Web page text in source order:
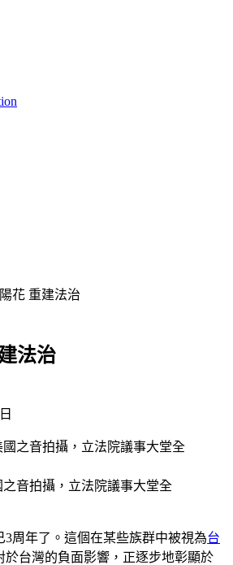
花 重建法治
法治
音拍攝，立法院議事大堂全
周年了。這個在某些族群中被視為台
於台灣的負面影響，正逐步地彰顯於